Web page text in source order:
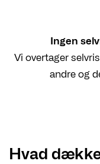
Ingen
Vi overtager
andre og
Hvad